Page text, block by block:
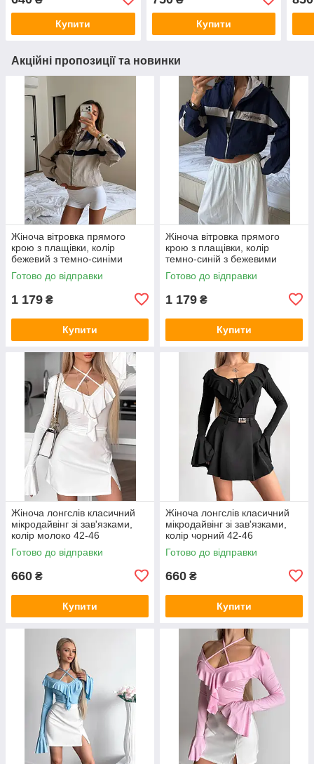
Купити Купити
Акційні пропозиції та новинки
Жіноча вітровка прямого
крою з плащівки, колір
бежевий з темно-синіми
вставками 42-46
Готово до відправки
1 179 ₴
Купити
Жіноча вітровка прямого
крою з плащівки, колір
темно-синій з бежевими
вставками 42-46
Готово до відправки
1 179 ₴
Купити
Жіноча лонгслів класичний
мікродайвінг зі зав'язками,
колір молоко 42-46
Готово до відправки
660 ₴
Купити
Жіноча лонгслів класичний
мікродайвінг зі зав'язками,
колір чорний 42-46
Готово до відправки
660 ₴
Купити